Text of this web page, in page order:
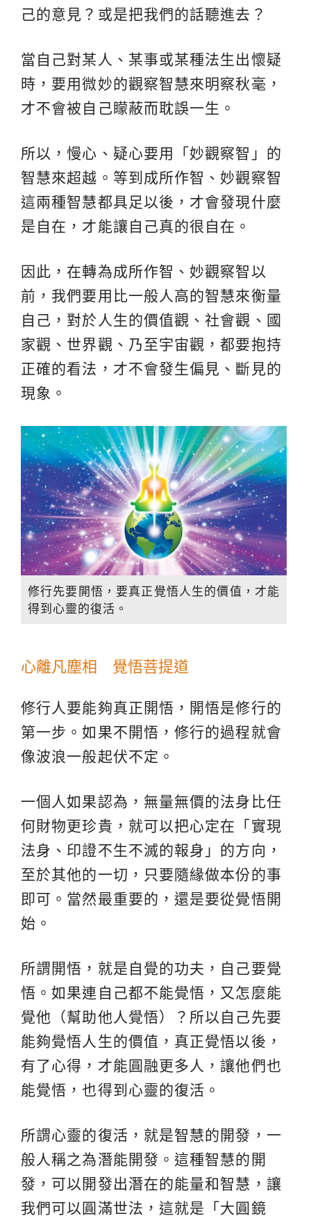
己的意見？或是把我們的話聽進去？
當自己對某人、某事或某種法生出懷疑
時，要用微妙的觀察智慧來明察秋毫，
才不會被自己矇蔽而耽誤一生。
所以，慢心、疑心要用「妙觀察智」的
智慧來超越。等到成所作智、妙觀察智
這兩種智慧都具足以後，才會發現什麼
是自在，才能讓自己真的很自在。
因此，在轉為成所作智、妙觀察智以
前，我們要用比一般人高的智慧來衡量
自己，對於人生的價值觀、社會觀、國
家觀、世界觀、乃至宇宙觀，都要抱持
正確的看法，才不會發生偏見、斷見的
現象。
修行先要開悟，要真正覺悟人生的價值，才能
得到心靈的復活。
心離凡塵相 覺悟菩提道
修行人要能夠真正開悟，開悟是修行的
第一步。如果不開悟，修行的過程就會
像波浪一般起伏不定。
一個人如果認為，無量無價的法身比任
何財物更珍貴，就可以把心定在「實現
法身、印證不生不滅的報身」的方向，
至於其他的一切，只要隨緣做本份的事
即可。當然最重要的，還是要從覺悟開
始。
所謂開悟，就是自覺的功夫，自己要覺
悟。如果連自己都不能覺悟，又怎麼能
覺他（幫助他人覺悟）？所以自己先要
能夠覺悟人生的價值，真正覺悟以後，
有了心得，才能圓融更多人，讓他們也
能覺悟，也得到心靈的復活。
所謂心靈的復活，就是智慧的開發，一
般人稱之為潛能開發。這種智慧的開
發，可以開發出潛在的能量和智慧，讓
我們可以圓滿世法，這就是「大圓鏡